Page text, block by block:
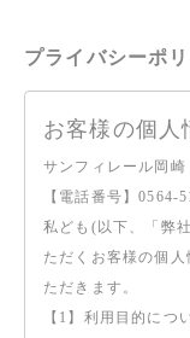
プライバシーポ
お客様の個人
サンフィレール岡
【電話番号】0564-
私ども(以下、「弊
ただくお客様の個
ただきます。
【1】利用目的につ